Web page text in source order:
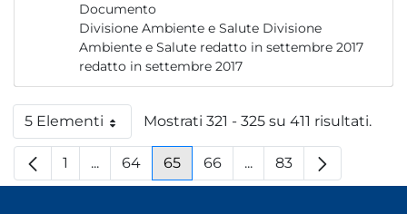
Documento
Divisione Ambiente e Salute Divisione
Ambiente e Salute redatto in settembre 2017
redatto in settembre 2017
5 ElementiPer paginaMostrati 321 - 325 su 411 risultati.
Pagina
1 ...Pagine intermedie
Pagina
64 Pagina
65 Pagina
66 ...Pagine intermedie
Pagina
83